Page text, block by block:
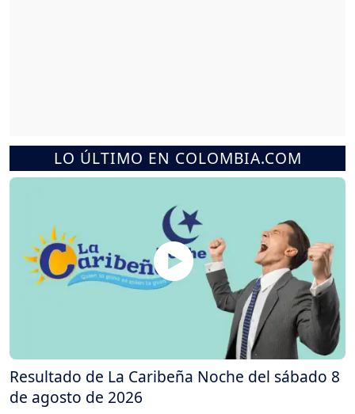
LO ÚLTIMO EN COLOMBIA.COM
Resultado de La Caribeña Noche del sábado 8
de agosto de 2026